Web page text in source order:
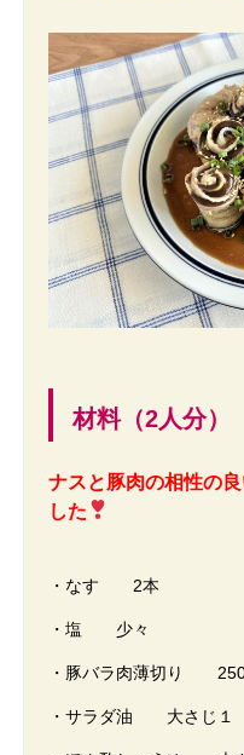
材料（2人分）
ナスと豚肉の相性の
した
・なす 2本
・塩 少々
・豚バラ肉薄切り
・サラダ油 大さじ１